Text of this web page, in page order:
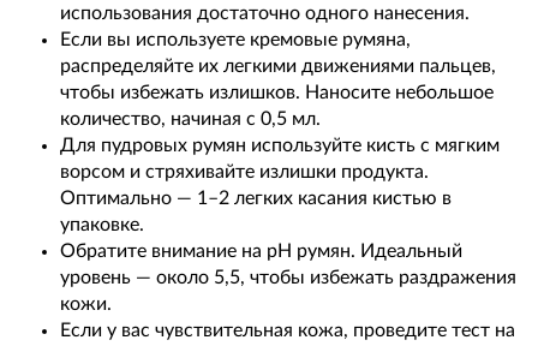
использования достаточно одного нанесения.
Если вы используете кремовые румяна,
распределяйте их легкими движениями пальцев,
чтобы избежать излишков. Наносите небольшое
количество, начиная с 0,5 мл.
Для пудровых румян используйте кисть с мягким
ворсом и стряхивайте излишки продукта.
Оптимально — 1–2 легких касания кистью в
упаковке.
Обратите внимание на pH румян. Идеальный
уровень — около 5,5, чтобы избежать раздражения
кожи.
Если у вас чувствительная кожа, проведите тест на